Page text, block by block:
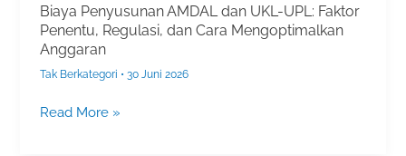
Biaya Penyusunan AMDAL dan UKL-UPL: Faktor
Penentu, Regulasi, dan Cara Mengoptimalkan
Anggaran
Tak Berkategori •30 Juni 2026
Anggaran
Read More »